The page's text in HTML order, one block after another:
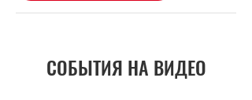
СОБЫТИЯ НА ВИДЕО